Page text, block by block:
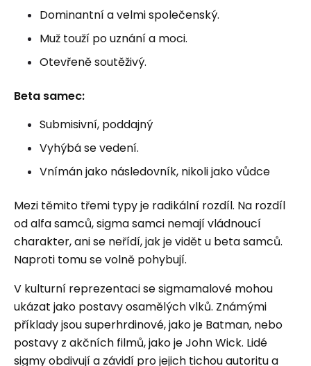
Dominantní a velmi společenský.
Muž touží po uznání a moci.
Otevřeně soutěživý.
Beta samec:
Submisivní, poddajný
Vyhýbá se vedení.
Vnímán jako následovník, nikoli jako vůdce
Mezi těmito třemi typy je radikální rozdíl. Na rozdíl
od alfa samců, sigma samci nemají vládnoucí
charakter, ani se neřídí, jak je vidět u beta samců.
Naproti tomu se volně pohybují.
V kulturní reprezentaci se sigmamalové mohou
ukázat jako postavy osamělých vlků. Známými
příklady jsou superhrdinové, jako je Batman, nebo
postavy z akčních filmů, jako je John Wick. Lidé
sigmy obdivují a závidí pro jejich tichou autoritu a